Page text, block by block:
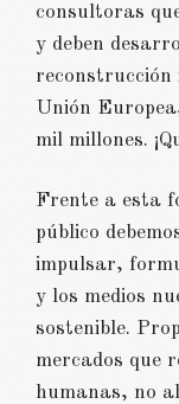
consultoras
y deben
reconstrucción
Unión
mil millones.
Frente a esta
público
impulsar,
y los medios
sostenible.
mercados que
humanas, no